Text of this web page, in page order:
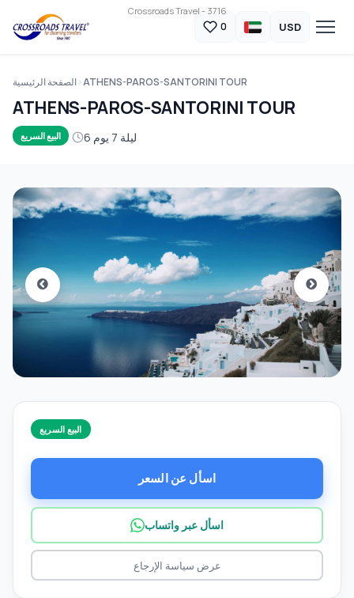
Crossroads Travel - 3716
0 USD
الصفحة الرئيسية ATHENS-PAROS-SANTORINI TOUR
ATHENS-PAROS-SANTORINI TOUR
البيع السريع 6 ليلة 7 يوم
البيع السريع
اسأل عن السعر
اسأل عبر واتساب
عرض سياسة الإرجاع